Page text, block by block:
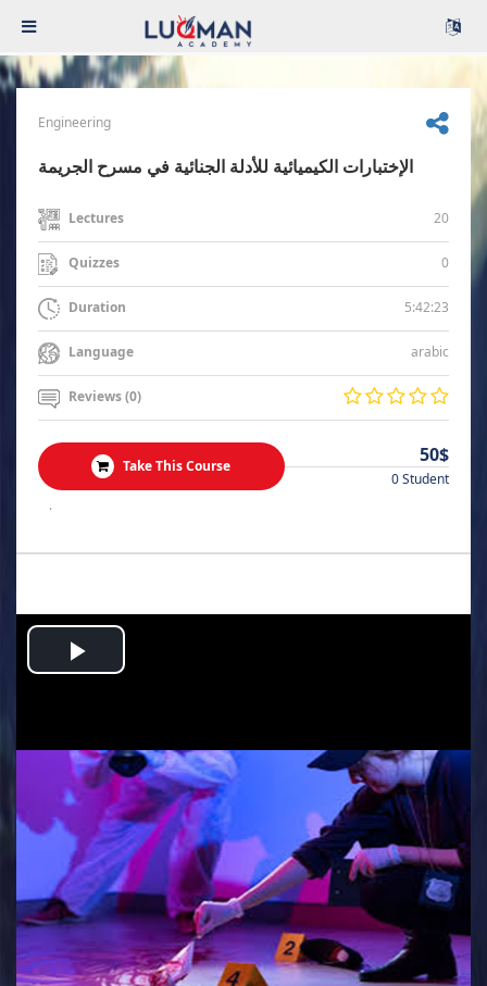
Engineering
الإختبارات الكيميائية للأدلة الجنائية في مسرح الجريمة
Lectures 20
Quizzes 0
Duration 5:42:23
Language arabic
Reviews (0)
Take This Course 50$
0 Student
.
Play